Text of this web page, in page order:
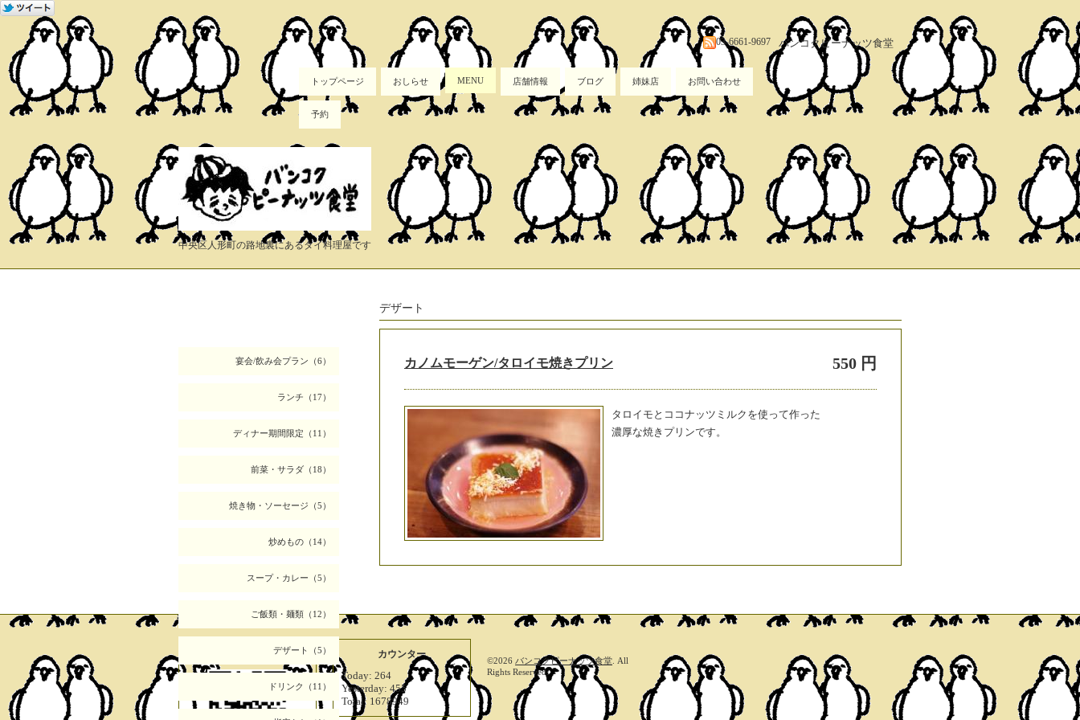
バンコクピーナッツ食堂
03-6661-9697
トップページ おしらせ MENU 店舗情報 ブログ 姉妹店 お問い合わせ
予約
中央区人形町の路地裏にあるタイ料理屋です
宴会/飲み会プラン（6）
ランチ（17）
ディナー期間限定（11）
前菜・サラダ（18）
焼き物・ソーセージ（5）
炒めもの（14）
スープ・カレー（5）
ご飯類・麺類（12）
デザート（5）
ドリンク（11）
デザート
550 円
カノムモーゲン/タロイモ焼きプリン
タロイモとココナッツミルクを使って作った
濃厚な焼きプリンです。
カウンター
Today: 264
Yesterday: 455
Total: 1678949
©2026 バンコクピーナッツ食堂 . All
Rights Reserved.